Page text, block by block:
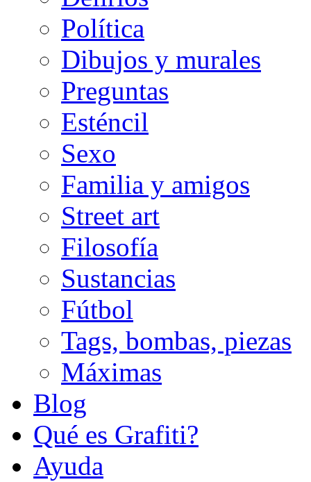
Política
Dibujos y murales
Preguntas
Esténcil
Sexo
Familia y amigos
Street art
Filosofía
Sustancias
Fútbol
Tags, bombas, piezas
Máximas
Blog
Qué es Grafiti?
Ayuda